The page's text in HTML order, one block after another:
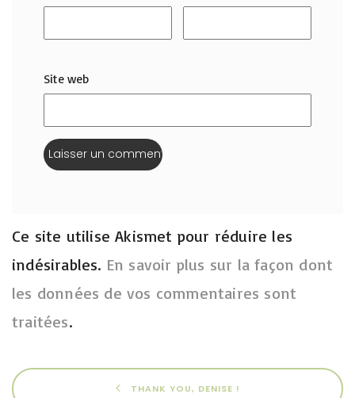
Site web
Ce site utilise Akismet pour réduire les
indésirables. En savoir plus sur la façon dont
les données de vos commentaires sont
traitées.
THANK YOU, DENISE !